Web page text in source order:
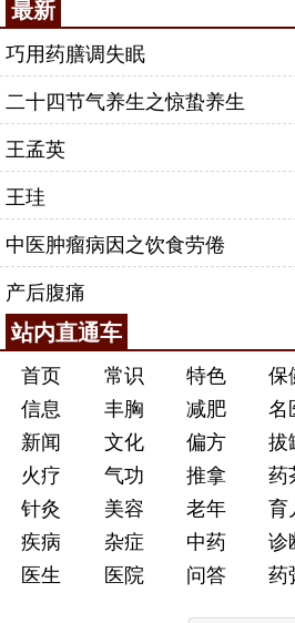
最新
巧用药膳调失眠
二十四节气养生之惊蛰养生
王孟英
王珪
中医肿瘤病因之饮食劳倦
产后腹痛
站内直通车
首页 常识 特色 保
信息
丰胸 减肥 名
新闻
文化 偏方 拔
火疗
气功 推拿 药
针灸
美容 老年 育
疾病
杂症 中药 诊
医生
医院 问答 药